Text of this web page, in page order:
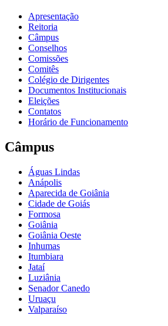
Apresentação
Reitoria
Câmpus
Conselhos
Comissões
Comitês
Colégio de Dirigentes
Documentos Institucionais
Eleições
Contatos
Horário de Funcionamento
Câmpus
Águas Lindas
Anápolis
Aparecida de Goiânia
Cidade de Goiás
Formosa
Goiânia
Goiânia Oeste
Inhumas
Itumbiara
Jataí
Luziânia
Senador Canedo
Uruaçu
Valparaíso